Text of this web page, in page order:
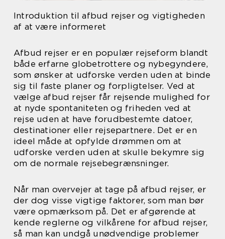
Introduktion til afbud rejser og vigtigheden
af at være informeret
Afbud rejser er en populær rejseform blandt
både erfarne globetrottere og nybegyndere,
som ønsker at udforske verden uden at binde
sig til faste planer og forpligtelser. Ved at
vælge afbud rejser får rejsende mulighed for
at nyde spontaniteten og friheden ved at
rejse uden at have forudbestemte datoer,
destinationer eller rejsepartnere. Det er en
ideel måde at opfylde drømmen om at
udforske verden uden at skulle bekymre sig
om de normale rejsebegrænsninger.
Når man overvejer at tage på afbud rejser, er
der dog visse vigtige faktorer, som man bør
være opmærksom på. Det er afgørende at
kende reglerne og vilkårene for afbud rejser,
så man kan undgå unødvendige problemer